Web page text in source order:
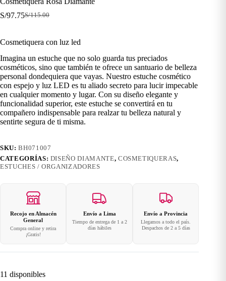
S/115.00
El
era:
S/115.00.
S/97.75El
es:
S/97.75.
Cosmetiquera con luz led
Imagina un estuche que no solo guarda tus preciados
cosméticos, sino que también te ofrece un santuario de belleza
personal dondequiera que vayas. Nuestro estuche cosmético
con espejo y luz LED es tu aliado secreto para lucir impecable
en cualquier momento y lugar. Con su diseño elegante y
funcionalidad superior, este estuche se convertirá en tu
compañero indispensable para realzar tu belleza natural y
sentirte segura de ti misma.
SKU:BH071007
CATEGORÍAS: DISEÑO DIAMANTE, COSMETIQUERAS,
ESTUCHES / ORGANIZADORES
Recojo en Almacén
General
Compra online y retira
¡Gratis!
Envío a Lima
Tiempo de entrega de 1 a 2
días hábiles
Envío a Provincia
Llegamos a todo el país.
Despachos de 2 a 5 días
11 disponibles